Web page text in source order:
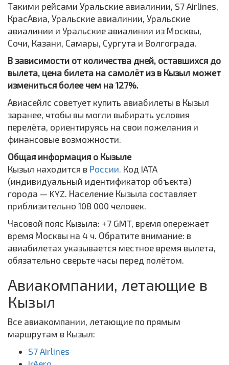
Такими рейсами Уральские авиалинии, S7 Airlines,
КрасАвиа, Уральские авиалинии, Уральские
авиалинии и Уральские авиалинии из Москвы,
Сочи, Казани, Самары, Сургута и Волгограда.
В зависимости от количества дней, оставшихся до
вылета, цена билета на самолёт из в Кызыл может
измениться более чем на 127%.
Авиасейлс советует купить авиабилеты в Кызыл
заранее, чтобы вы могли выбирать условия
перелёта, ориентируясь на свои пожелания и
финансовые возможности.
Общая информация о Кызыле
Кызыл находится в России. Код IATA
(индивидуальный идентификатор объекта)
города — KYZ. Население Кызыла составляет
приблизительно 108 000 человек.
Часовой пояс Кызыла: +7 GMT, время опережает
время Москвы на 4 ч. Обратите внимание: в
авиабилетах указывается местное время вылета,
обязательно сверьте часы перед полётом.
Авиакомпании, летающие в
Кызыл
Все авиакомпании, летающие по прямым
маршрутам в Кызыл:
S7 Airlines